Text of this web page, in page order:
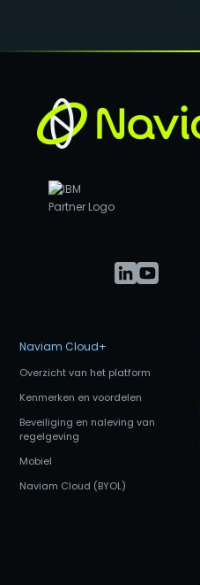
Naviam Cloud+
Overzicht van het platform
Kenmerken en voordelen
Beveiliging en naleving van
regelgeving
Mobiel
Naviam Cloud (BYOL)